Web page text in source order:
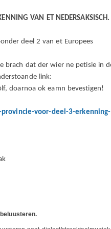
VAN ET NEDERSAKSISCH.
deel 2 van et Europees
brach dat der wier ne petisie in
link:
doarnoa ok eamn bevestigen!
voor-deel-3-erkenning-